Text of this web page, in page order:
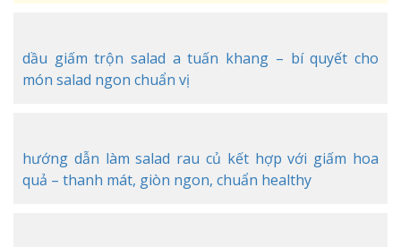
dầu giấm trộn salad a tuấn khang – bí quyết cho
món salad ngon chuẩn vị
hướng dẫn làm salad rau củ kết hợp với giấm hoa
quả – thanh mát, giòn ngon, chuẩn healthy